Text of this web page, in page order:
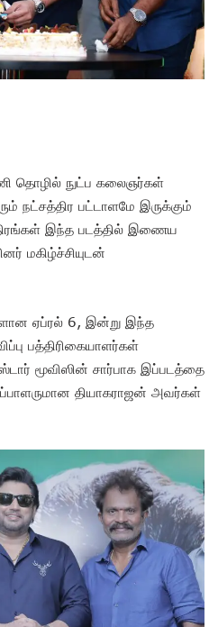
தொழில் நுட்ப கலைஞர்கள்
நட்சத்திர பட்டாளமே இருக்கும்
இந்த படத்தில் இணைய
மகிழ்ச்சியுடன்
ஏப்ரல் 6, இன்று இந்த
பத்திரிகையாளர்கள்
மூவிஸின் சார்பாக இப்படத்தை
தியாகராஜன் அவர்கள்